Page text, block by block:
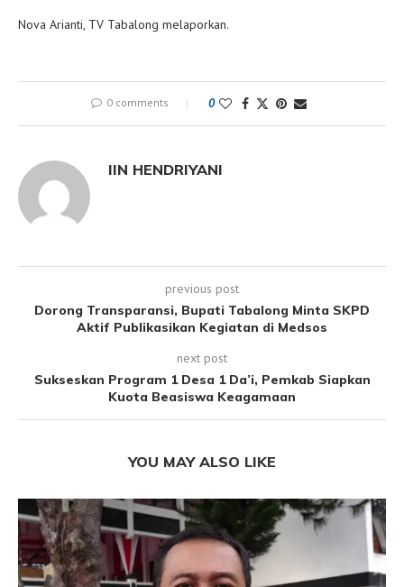
Nova Arianti, TV Tabalong melaporkan.
0 comments 0
IIN HENDRIYANI
previous post
Dorong Transparansi, Bupati Tabalong Minta SKPD
Aktif Publikasikan Kegiatan di Medsos
next post
Sukseskan Program 1 Desa 1 Da’i, Pemkab Siapkan
Kuota Beasiswa Keagamaan
YOU MAY ALSO LIKE